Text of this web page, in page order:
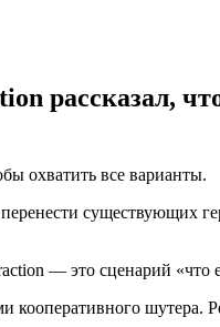
рассказал,
охватить все варианты.
существующих
— это сценарий
шутера.